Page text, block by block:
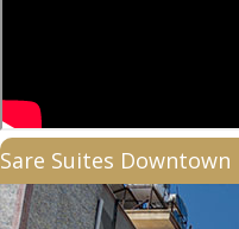
Sare Suites Downtown